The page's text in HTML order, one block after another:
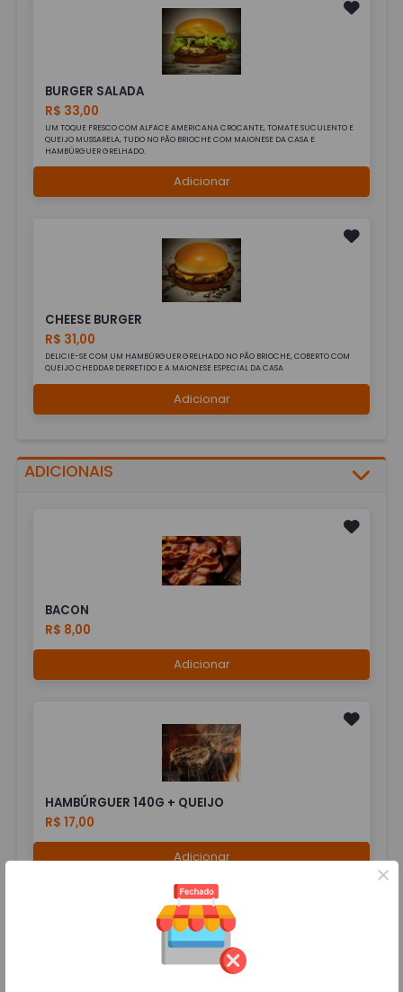
BURGER SALADA
R$ 33,00
UM TOQUE FRESCO COM ALFACE AMERICANA CROCANTE, TOMATE SUCULENTO E
QUEIJO MUSSARELA, TUDO NO PÃO BRIOCHE COM MAIONESE DA CASA E
HAMBÚRGUER GRELHADO.
Adicionar
CHEESE BURGER
R$ 31,00
DELICIE-SE COM UM HAMBÚRGUER GRELHADO NO PÃO BRIOCHE, COBERTO COM
QUEIJO CHEDDAR DERRETIDO E A MAIONESE ESPECIAL DA CASA
Adicionar
ADICIONAIS
BACON
R$ 8,00
Adicionar
HAMBÚRGUER 140G + QUEIJO
R$ 17,00
Adicionar
×